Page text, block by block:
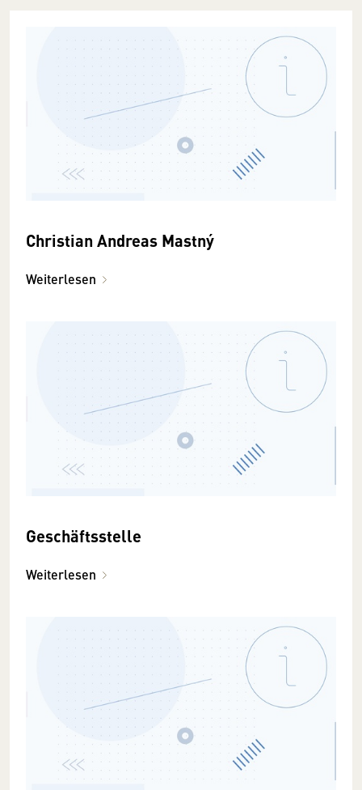
Christian Andreas Mastný
Weiterlesen
Geschäftsstelle
Weiterlesen